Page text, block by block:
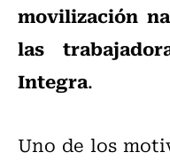
movilización
las
Integra.
Uno de los